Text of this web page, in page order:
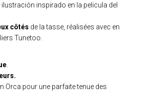
ilustración inspirado en la pelicula del
côtés de la tasse, réalisées avec en
Tunetoo.
Orca pour une parfaite tenue des